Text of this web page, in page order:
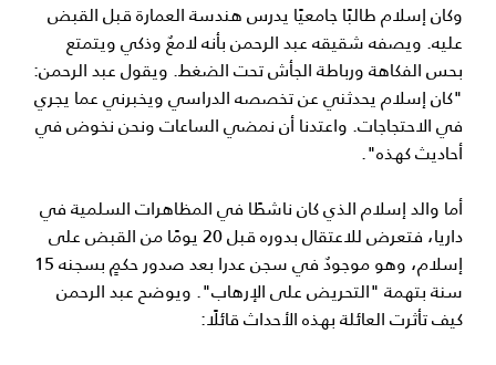
وكان إسلام طالبًا جامعيًا يدرس هندسة العمارة قبل القبض
عليه. ويصفه شقيقه عبد الرحمن بأنه لامعٌ وذكي ويتمتع
بحس الفكاهة ورباطة الجأش تحت الضغط. ويقول عبد الرحمن:
"كان إسلام يحدثني عن تخصصه الدراسي ويخبرني عما يجري
في الاحتجاجات. واعتدنا أن نمضي الساعات ونحن نخوض في
أحاديث كهذه".
أما والد إسلام الذي كان ناشطًا في المظاهرات السلمية في
داريا، فتعرض للاعتقال بدوره قبل 20 يومًا من القبض على
إسلام، وهو موجودٌ في سجن عدرا بعد صدور حكمٍ بسجنه 15
سنة بتهمة "التحريض على الإرهاب". ويوضح عبد الرحمن
كيف تأثرت العائلة بهذه الأحداث قائلًا: